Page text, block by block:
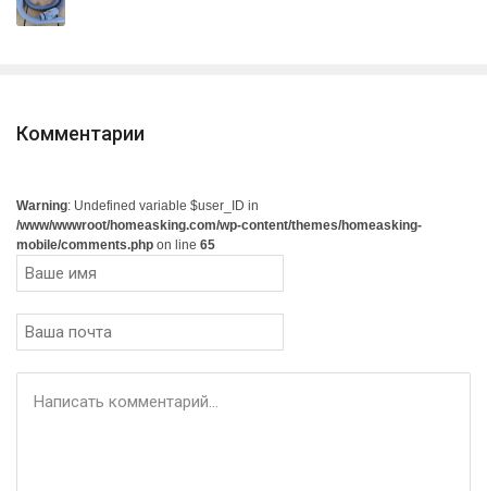
Комментарии
Warning: Undefined variable $user_ID in
/www/wwwroot/homeasking.com/wp-content/themes/homeasking-
mobile/comments.php on line 65